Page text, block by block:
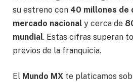
su estreno con 40 millones de
mercado nacional y cerca de
mundial. Estas cifras superan
previos de la franquicia.
El Mundo MX te platicamos